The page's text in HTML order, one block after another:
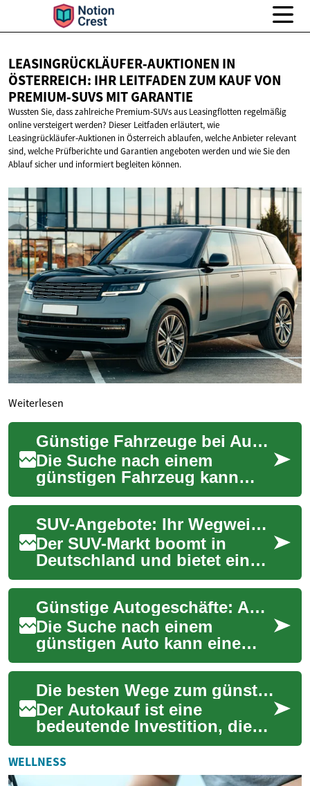
LEASINGRÜCKLÄUFER‑AUKTIONEN IN
ÖSTERREICH: IHR LEITFADEN ZUM KAUF VON
PREMIUM‑SUVSMIT GARANTIE
Wussten Sie, dass zahlreiche Premium‑SUVs aus Leasingflotten regelmäßig
online versteigert werden? Dieser Leitfaden erläutert, wie
Leasingrückläufer‑Auktionen in Österreich ablaufen, welche Anbieter relevant
sind, welche Prüfberichte und Garantien angeboten werden und wie Sie den
Ablauf sicher und informiert begleiten können.
Weiterlesen
Günstige Fahrzeuge bei Auktionen: Tipps zum Erwerb von Autos und SUVs
Die Suche nach einem
günstigen Fahrzeug kann
eine Herausforderung sein,
aber Auktionen bieten oft
eine interessante M...
SUV-Angebote: Ihr Wegweiser zum perfekten Geländewagen-Deal
Der SUV-Markt boomt in
Deutschland und bietet eine
Vielzahl attraktiver Angebote
für verschiedene Bedürfnisse
und Bud...
Günstige Autogeschäfte: Auktionen und beschlagnahmte Fahrzeuge
Die Suche nach einem
günstigen Auto kann eine
Herausforderung sein,
besonders wenn man ein
qualitativ hochwertiges Fa...Die besten Wege zum günstigen Autokauf: Leasingoptionen, Auktionen und SUV-Angebote
Der Autokauf ist eine
bedeutende Investition, die
gut durchdacht sein will. Ob
Neuwagen oder
Gebrauchtwagen - es gibt...
WELLNESS